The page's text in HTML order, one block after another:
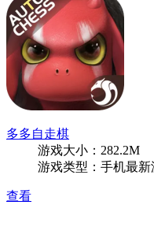
多多自走棋
游戏大小：282.2M
游戏类型：手机最新
查看